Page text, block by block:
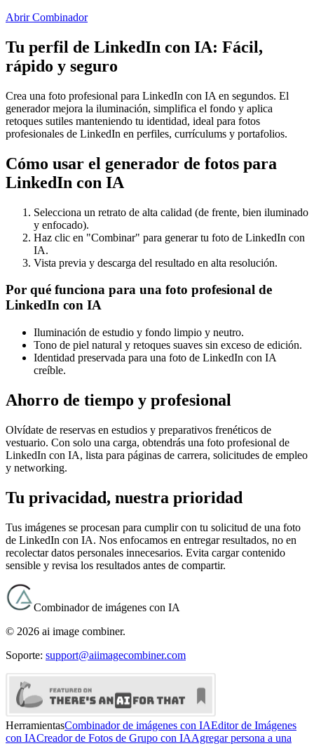
Abrir Combinador
Tu perfil de LinkedIn con IA: Fácil,
rápido y seguro
Crea una foto profesional para LinkedIn con IA en segundos. El
generador mejora la iluminación, simplifica el fondo y aplica
retoques sutiles manteniendo tu identidad, ideal para fotos
profesionales de LinkedIn en perfiles, currículums y portafolios.
Cómo usar el generador de fotos para
LinkedIn con IA
Selecciona un retrato de alta calidad (de frente, bien iluminado
y enfocado).
Haz clic en "Combinar" para generar tu foto de LinkedIn con
IA.
Vista previa y descarga del resultado en alta resolución.
Por qué funciona para una foto profesional de
LinkedIn con IA
Iluminación de estudio y fondo limpio y neutro.
Tono de piel natural y retoques suaves sin exceso de edición.
Identidad preservada para una foto de LinkedIn con IA
creíble.
Ahorro de tiempo y profesional
Olvídate de reservas en estudios y preparativos frenéticos de
vestuario. Con solo una carga, obtendrás una foto profesional de
LinkedIn con IA, lista para páginas de carrera, solicitudes de empleo
y networking.
Tu privacidad, nuestra prioridad
Tus imágenes se procesan para cumplir con tu solicitud de una foto
de LinkedIn con IA. Nos enfocamos en entregar resultados, no en
recolectar datos personales innecesarios. Evita cargar contenido
sensible y revisa los resultados antes de compartir.
Combinador de imágenes con IA
© 2026 ai image combiner.
Soporte: support@aiimagecombiner.com
HerramientasCombinador de imágenes con IAEditor de Imágenes
con IACreador de Fotos de Grupo con IAAgregar persona a una